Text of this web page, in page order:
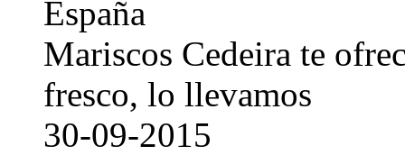
España
Mariscos Cedeira te
fresco, lo llevamos
30-09-2015